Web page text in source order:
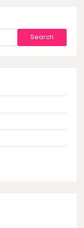
Search